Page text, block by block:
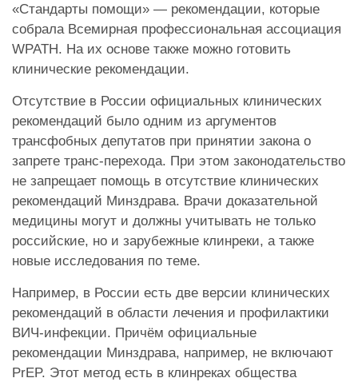
«Стандарты помощи» — рекомендации, которые
собрала Всемирная профессиональная ассоциация
WPATH. На их основе также можно готовить
клинические рекомендации.
Отсутствие в России официальных клинических
рекомендаций было одним из аргументов
трансфобных депутатов при принятии закона о
запрете транс-перехода. При этом законодательство
не запрещает помощь в отсутствие клинических
рекомендаций Минздрава. Врачи доказательной
медицины могут и должны учитывать не только
российские, но и зарубежные клинреки, а также
новые исследования по теме.
Например, в России есть две версии клинических
рекомендаций в области лечения и профилактики
ВИЧ-инфекции. Причём официальные
рекомендации Минздрава, например, не включают
PrEP. Этот метод есть в клинреках общества